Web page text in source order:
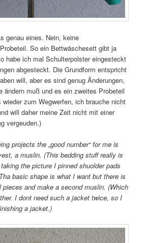
genau eines. Nein, keine
So ein Bettwäschesett gibt ja
habe ich mal Schulterpolster eingesteckt
abgesteckt. Die Grundform entspricht
will, aber es sind genug Änderungen,
ändern muß und es ein zweites Probeteil
zum Wegwerfen, ich brauche nicht
will daher meine Zeit nicht mit einer
vergeuden.)
projects the „good number“ for me is
a muslin. (This bedding stuff really is
the picture I pinned shuolder pads
basic shape is what I want but there is
and make a second muslin. (Which
I dont need such a jacket twice, so I
a jacket.)